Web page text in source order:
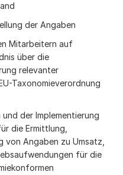
der Angaben
Mitarbeitern auf
über die
relevanter
Taxonomieverordnung
der Implementierung
die Ermittlung,
von Angaben zu Umsatz,
für die